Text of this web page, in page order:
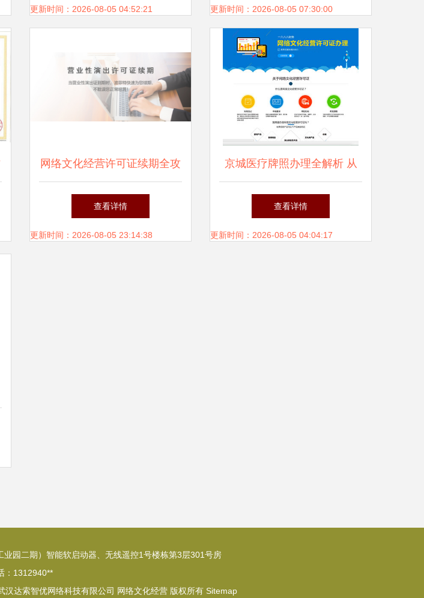
角下的产业脉络
更新时间：2026-08-05 04:52:21 态构建
更新时间：2026-08-05 07:30:00
网络文化经营许可证续期全攻
略 流程、材料与注意事项
查看详情
更新时间：2026-08-05 23:14:38
京城医疗牌照办理全解析 从
代办到变更的一站式法则
查看详情
更新时间：2026-08-05 04:04:17
园二期）智能软启动器、无线遥控1号楼栋第3层301号房
：1312940**
汉达索智优网络科技有限公司 网络文化经营版权所有 Sitemap